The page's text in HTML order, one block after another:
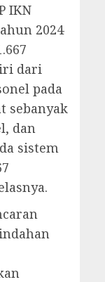
IKN
2024
dari
pada
sebanyak
dan
sistem